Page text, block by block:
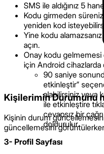
SMS ile aldığınız 5
Kodu girmeden
yeniden kod
Yine kodu
açın.
Onay kodu gelmemesi
için Android cihazlarda
90 saniye
etkinleştir”
alabilirsiniz veya
ile etkinleştire
cevapsız bir
doldurulur.
3- Profil Sayfası
Kişilerimin Durumunu
Kişinin durum
güncellemesini